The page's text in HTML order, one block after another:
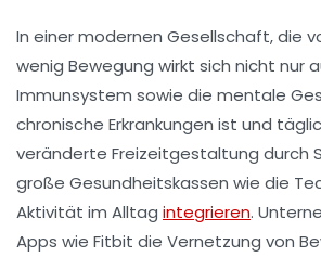
In einer modernen Gesellschaft, die
wenig Bewegung wirkt sich nicht nur
Immunsystem sowie die mentale
chronische Erkrankungen ist und
veränderte Freizeitgestaltung durch
große Gesundheitskassen wie die
Aktivität im Alltag integrieren.
Apps wie Fitbit die Vernetzung von